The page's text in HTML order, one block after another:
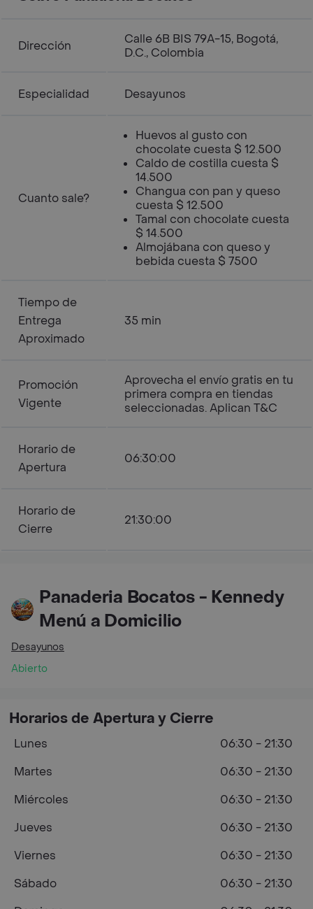
Dirección
Calle 6B BIS 79A-15, Bogotá,
D.C., Colombia
Especialidad Desayunos
Cuanto sale?
Huevos al gusto con
chocolate cuesta $ 12.500
Caldo de costilla cuesta $
14.500
Changua con pan y queso
cuesta $ 12.500
Tamal con chocolate cuesta
$ 14.500
Almojábana con queso y
bebida cuesta $ 7500
Tiempo de
Entrega
Aproximado
35 min
Promoción
Vigente
Aprovecha el envío gratis en tu
primera compra en tiendas
seleccionadas. Aplican T&C
Horario de
Apertura
06:30:00
Horario de
Cierre
21:30:00
Panaderia Bocatos - Kennedy
Menú a Domicilio
Desayunos
Abierto
Horarios de Apertura y Cierre
Lunes
06:30 - 21:30
Martes
06:30 - 21:30
Miércoles
06:30 - 21:30
Jueves
06:30 - 21:30
Viernes
06:30 - 21:30
Sábado
06:30 - 21:30